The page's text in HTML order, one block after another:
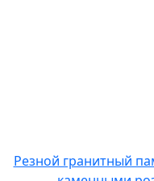
Резной гранитный